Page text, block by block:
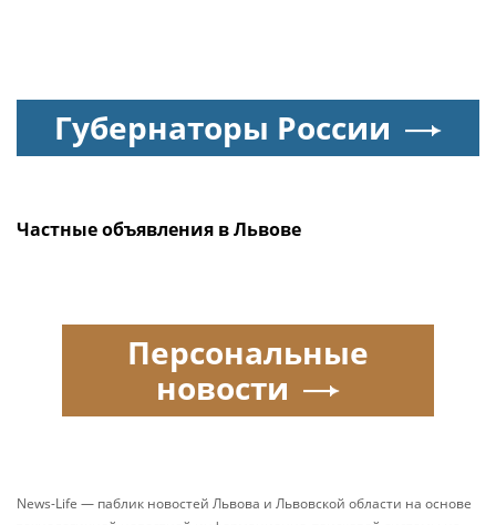
Губернаторы России
Частные объявления в Львове
Персональные
новости
News-Life — паблик новостей Львова и Львовской области на основе